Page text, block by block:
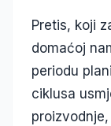
Pretis, koji
domaćoj
periodu
ciklusa